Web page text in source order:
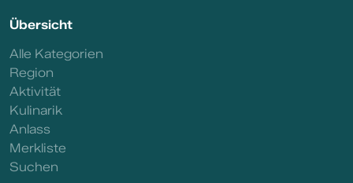
Übersicht
Alle Kategorien
Region
Aktivität
Kulinarik
Anlass
Merkliste
Suchen